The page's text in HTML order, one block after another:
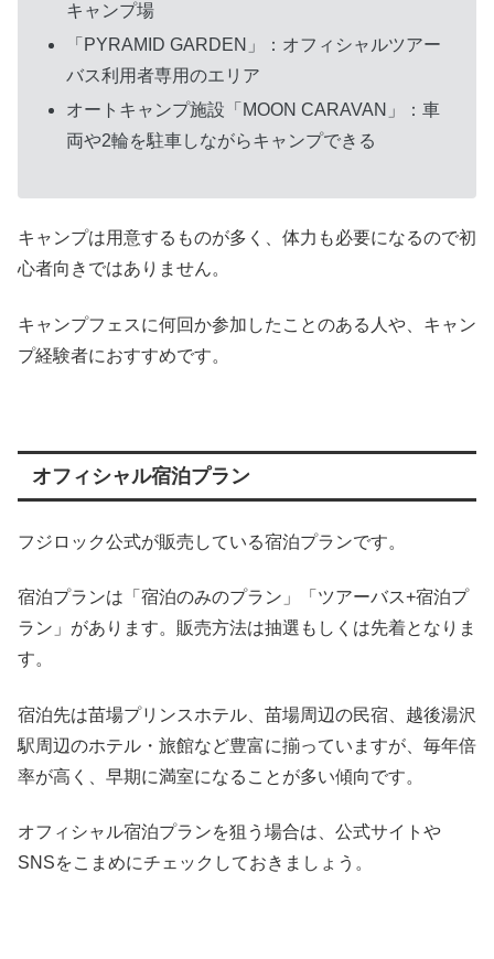
キャンプ場
「PYRAMID GARDEN」：オフィシャルツアー
バス利用者専用のエリア
オートキャンプ施設「MOON CARAVAN」：車
両や2輪を駐車しながらキャンプできる
キャンプは用意するものが多く、体力も必要になるので初
心者向きではありません。
キャンプフェスに何回か参加したことのある人や、キャン
プ経験者におすすめです。
オフィシャル宿泊プラン
フジロック公式が販売している宿泊プランです。
宿泊プランは「宿泊のみのプラン」「ツアーバス+宿泊プ
ラン」があります。販売方法は抽選もしくは先着となりま
す。
宿泊先は苗場プリンスホテル、苗場周辺の民宿、越後湯沢
駅周辺のホテル・旅館など豊富に揃っていますが、毎年倍
率が高く、早期に満室になることが多い傾向です。
オフィシャル宿泊プランを狙う場合は、公式サイトや
SNSをこまめにチェックしておきましょう。